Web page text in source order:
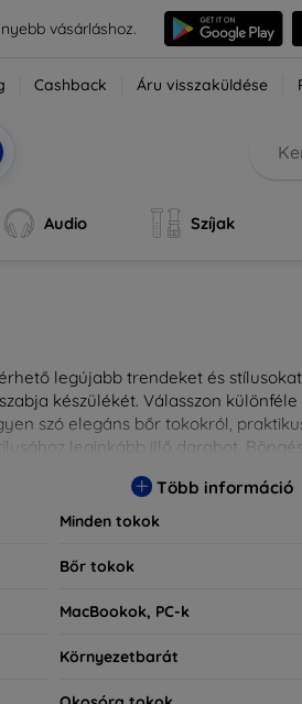
vásárláshoz.
Cashback Áru visszaküldése
Audio Szíjak
legújabb trendeket és
készülékét. Válasszon
szó elegáns bőr tokokról,
leginkább illő darabot.
Több információ
Minden tokok
Bőr tokok
MacBookok, PC-k
Környezetbarát